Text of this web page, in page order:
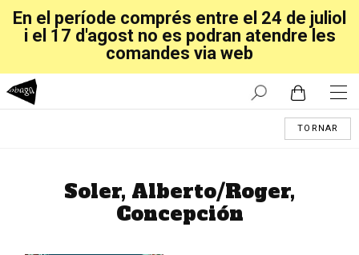
En el període comprés entre el 24 de juliol
i el 17 d'agost no es podran atendre les
comandes via web
TORNAR
Soler, Alberto/Roger,
Concepción